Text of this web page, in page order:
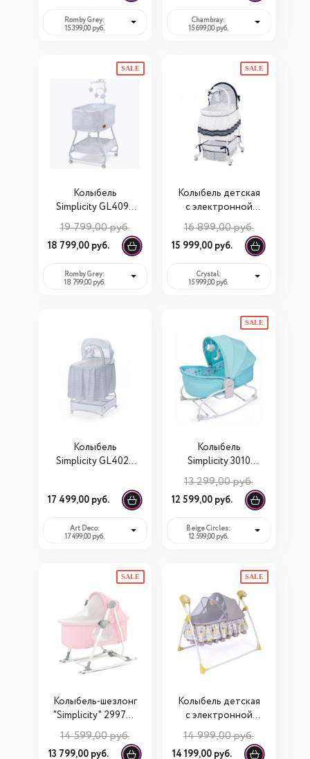
Romby Grey:
15 399,00 руб.
Chambray:
15 699,00 руб.
SALE
Колыбель
Simplicity GL4090
Elite
19 799,00 руб.
18 799,00 руб.
Romby Grey:
18 799,00 руб.
SALE
Колыбель детская
с электронной
системой
укачивания
Simplicity 3070L
16 899,00 руб.
15 999,00 руб.
Crystal:
15 999,00 руб.
Колыбель
Simplicity GL4020
17 499,00 руб.
Art Deco:
17 499,00 руб.
SALE
Колыбель
Simplicity 3010
Elite
13 299,00 руб.
12 599,00 руб.
Beige Circles:
12 599,00 руб.
SALE
Колыбель-шезлонг
"Simplicity" 299777
Elite 5 в 1
14 599,00 руб.
13 799,00 руб.
SALE
Колыбель детская
с электронной
системой
укачивания
Simplicity 3020
14 999,00 руб.
14 199,00 руб.